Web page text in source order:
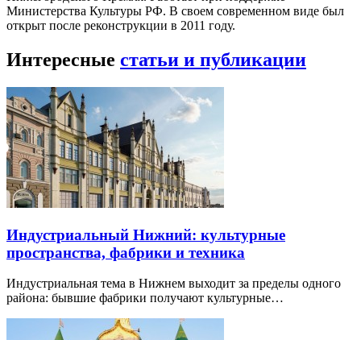
Министерства Культуры РФ. В своем современном виде был
открыт после реконструкции в 2011 году.
Интересные статьи и публикации
Индустриальный Нижний: культурные
пространства, фабрики и техника
Индустриальная тема в Нижнем выходит за пределы одного
района: бывшие фабрики получают культурные…